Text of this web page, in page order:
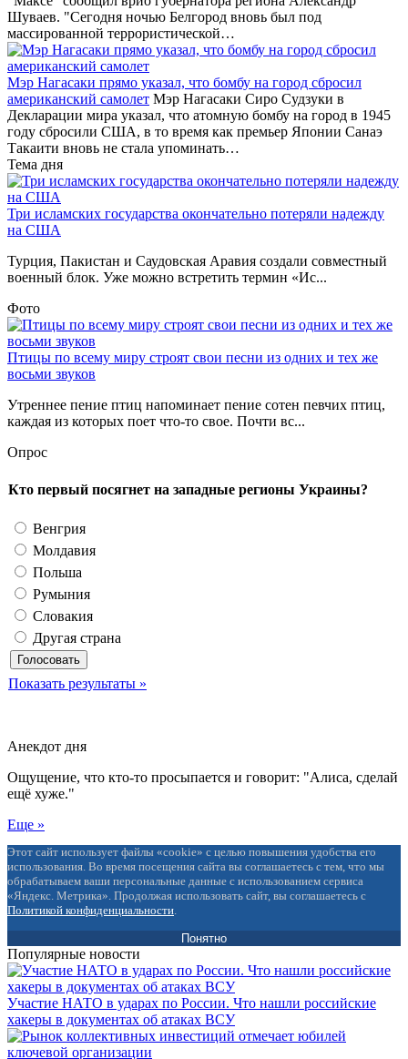
Шуваев. "Сегодня ночью Белгород вновь был под
массированной террористической…
Мэр Нагасаки прямо указал, что бомбу на город сбросил
американский самолет Мэр Нагасаки Сиро Судзуки в
Декларации мира указал, что атомную бомбу на город в 1945
году сбросили США, в то время как премьер Японии Санаэ
Такаити вновь не стала упоминать…
Тема дня
Три исламских государства окончательно потеряли надежду
на США
Турция, Пакистан и Саудовская Аравия создали совместный
военный блок. Уже можно встретить термин «Ис...
Фото
Птицы по всему миру строят свои песни из одних и тех же
восьми звуков
Утреннее пение птиц напоминает пение сотен певчих птиц,
каждая из которых поет что-то свое. Почти вс...
Опрос
Кто первый посягнет на западные регионы Украины?
Венгрия
Молдавия
Польша
Румыния
Словакия
Другая страна
Показать результаты »
Анекдот дня
Ощущение, что кто-то просыпается и говорит: "Алиса, сделай
ещё хуже."
Еще »
Этот сайт использует файлы «cookie» с целью повышения удобства его
использования. Во время посещения сайта вы соглашаетесь с тем, что мы
обрабатываем ваши персональные данные с использованием сервиса
«Яндекс. Метрика». Продолжая использовать сайт, вы соглашаетесь с
Политикой конфиденциальности
Понятно
Популярные новости
Участие НАТО в ударах по России. Что нашли российские
хакеры в документах об атаках ВСУ